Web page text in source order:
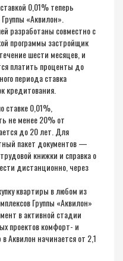
0,01% теперь
«Аквилон».
разработаны совместно с
программы застройщик
шести месяцев, и
платить проценты до
периода ставка
кредитования.
ставке 0,01%,
не менее 20% от
до 20 лет. Для
пакет документов —
книжки и справка о
дистанционно, через
квартиры в любом из
Группы «Аквилон»
в активной стадии
проектов комфорт- и
Аквилон начинается от 2,1